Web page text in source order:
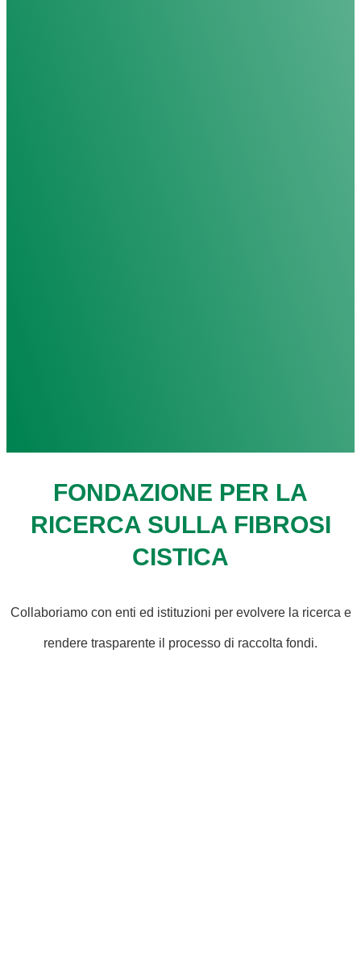
FONDAZIONE PER LA
RICERCA SULLA FIBROSI
CISTICA
Collaboriamo con enti ed istituzioni per evolvere la ricerca e
rendere trasparente il processo di raccolta fondi.